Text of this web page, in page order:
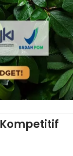
Kompetitif